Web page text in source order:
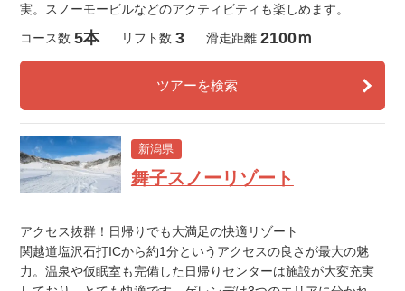
実。スノーモービルなどのアクティビティも楽しめます。
コース数 5本 リフト数 3 滑走距離 2100ｍ
ツアーを検索
新潟県
舞子スノーリゾート
アクセス抜群！日帰りでも大満足の快適リゾート
関越道塩沢石打ICから約1分というアクセスの良さが最大の魅
力。温泉や仮眠室も完備した日帰りセンターは施設が大変充実